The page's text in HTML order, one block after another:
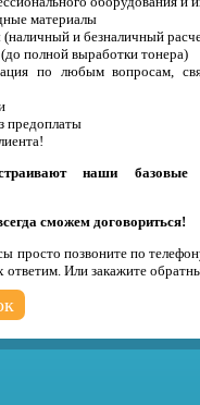
материалы
и безналичный
полной выработки тонера)
по любым вопросам,
предоплаты
наши базовые
сможем договориться!
просто позвоните по
Или закажите